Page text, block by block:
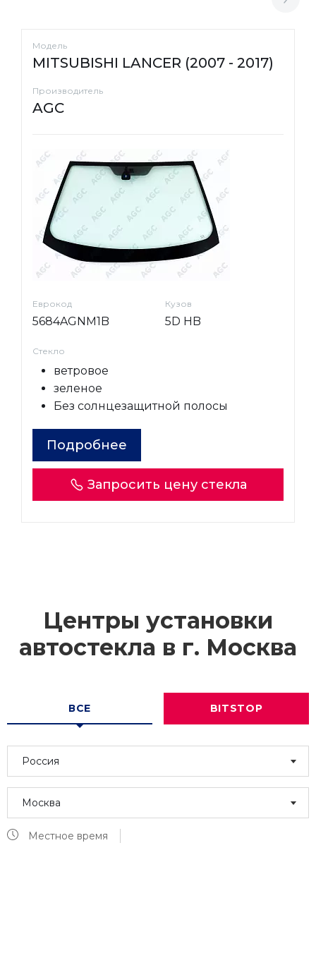
Модель
MITSUBISHI LANCER (2007 - 2017)
Производитель
AGC
Еврокод
5684AGNM1B
Кузов
5D HB
Стекло
ветровое
зеленое
Без солнцезащитной полосы
Подробнее
Запросить цену стекла
Центры установки
автостекла в г. Москва
ВСЕ BITSTOP
Россия
Москва
Местное время